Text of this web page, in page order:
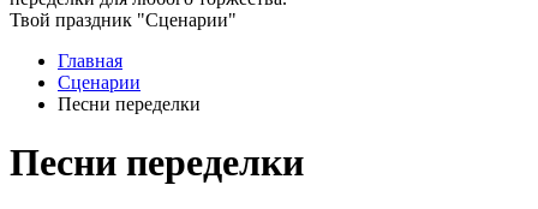
Твой праздник "Сценарии"
Главная
Сценарии
Песни переделки
Песни переделки